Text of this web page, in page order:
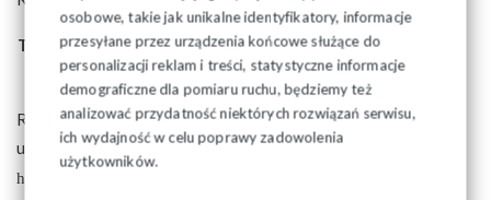
osobowe, takie jak unikalne identyfikatory, informacje
przesyłane przez urządzenia końcowe służące do
personalizacji reklam i treści, statystyczne informacje
demograficzne dla pomiaru ruchu, będziemy też
analizować przydatność niektórych rozwiązań serwisu,
ich wydajność w celu poprawy zadowolenia
użytkowników.
Termin zgłoszeń na terenie województwa podlaskiego:
12 czerwca 2023 r.
Regulamin konkursu, karta zgłoszeniowa oraz oświadczenie
uczestnika są do pobrania ze stron internetowych PIP:
https://www.pip.gov.pl/pl